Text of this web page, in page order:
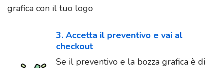
grafica con il tuo logo
3. Accetta il preventivo e vai al
checkout
Se il preventivo e la bozza grafica è di